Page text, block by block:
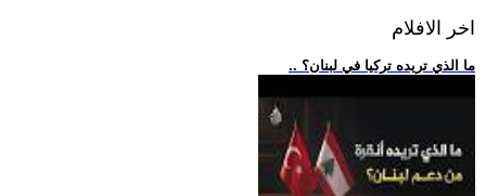
اخر الافلام
.. ما الذي تريده تركيا في لبنان؟